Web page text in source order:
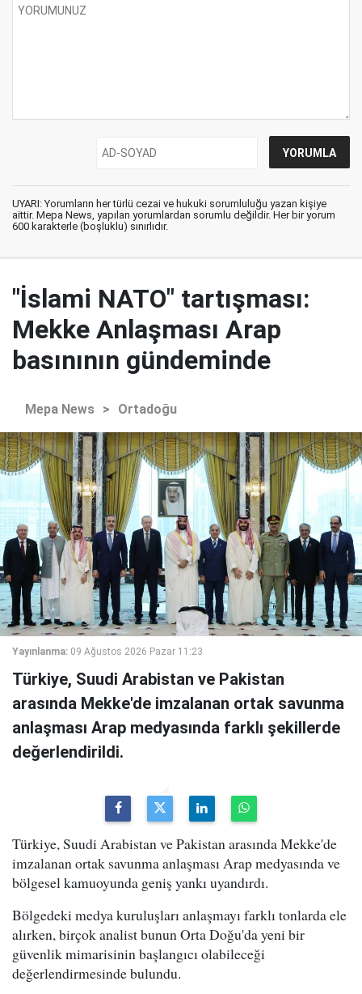
UYARI: Yorumların her türlü cezai ve hukuki sorumluluğu yazan kişiye
aittir. Mepa News, yapılan yorumlardan sorumlu değildir. Her bir yorum
600 karakterle (boşluklu) sınırlıdır.
"İslami NATO" tartışması:
Mekke Anlaşması Arap
basınının gündeminde
Mepa News > Ortadoğu
Yayınlanma: 09 Ağustos 2026 Pazar 11:23
Türkiye, Suudi Arabistan ve Pakistan
arasında Mekke'de imzalanan ortak savunma
anlaşması Arap medyasında farklı şekillerde
değerlendirildi.
Türkiye, Suudi Arabistan ve Pakistan arasında Mekke'de
imzalanan ortak savunma anlaşması Arap medyasında ve
bölgesel kamuoyunda geniş yankı uyandırdı.
Bölgedeki medya kuruluşları anlaşmayı farklı tonlarda ele
alırken, birçok analist bunun Orta Doğu'da yeni bir
güvenlik mimarisinin başlangıcı olabileceği
değerlendirmesinde bulundu.